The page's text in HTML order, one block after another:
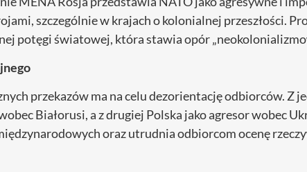
szczególnie w krajach o kolonialnej przeszłości.
potęgi światowej, która stawia opór
przekazów ma na celu dezorientację odbiorców. Z
Białorusi, a z drugiej Polska jako agresor wobec
oraz utrudnia odbiorcom ocenę